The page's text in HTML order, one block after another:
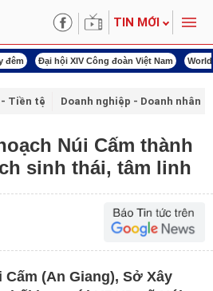
TIN MỚI
đêm Đại hội XIV Công đoàn Việt Nam
Tiền tệ Doanh nghiệp - Doanh nhân
Núi Cấm thành
sinh thái, tâm linh
Cấm (An Giang), Sở Xây